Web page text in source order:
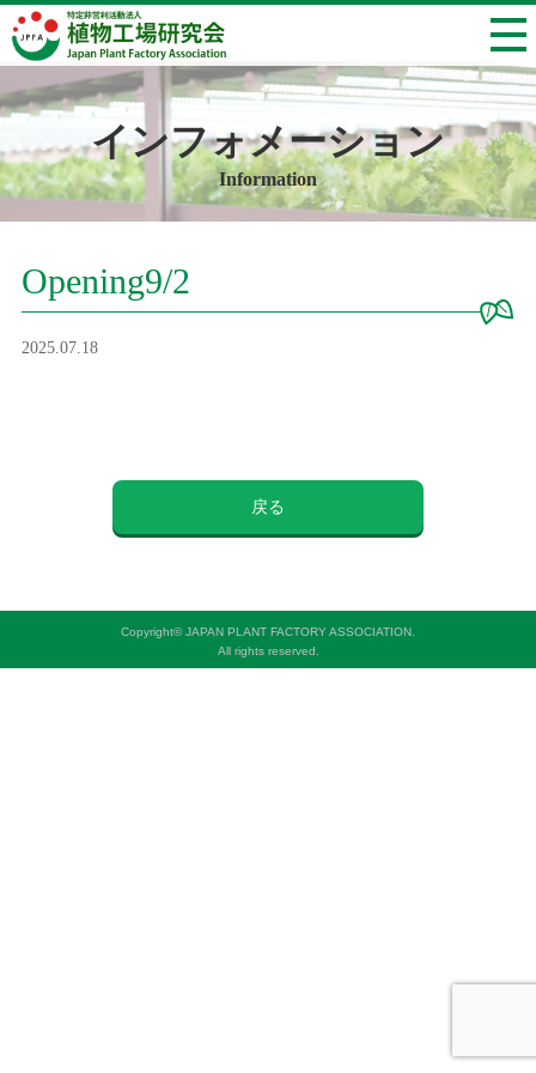
インフォメーション
Information
Opening9/2
2025.07.18
戻る
Copyright© JAPAN PLANT FACTORY ASSOCIATION.
All rights reserved.